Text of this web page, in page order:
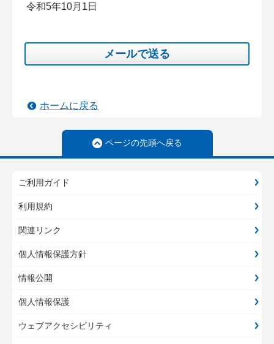
令和5年10月1日
メールで送る
ホームに戻る
ページの先頭へ戻る
ご利用ガイド
利用規約
関連リンク
個人情報保護方針
情報公開
個人情報保護
ウェブアクセシビリティ